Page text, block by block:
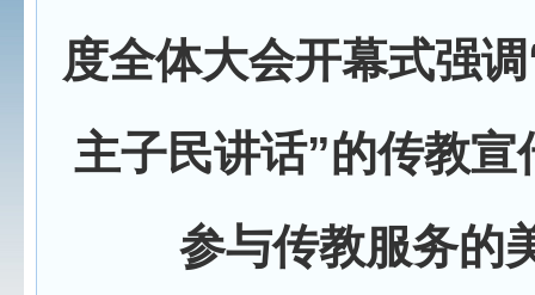
度全体大会开幕式强
主子民讲话”的传教宣
参与传教服务的